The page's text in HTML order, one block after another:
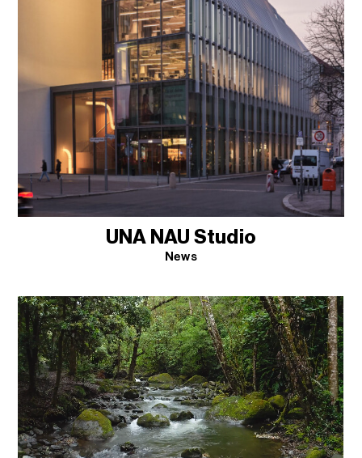
UNA NAU Studio
News